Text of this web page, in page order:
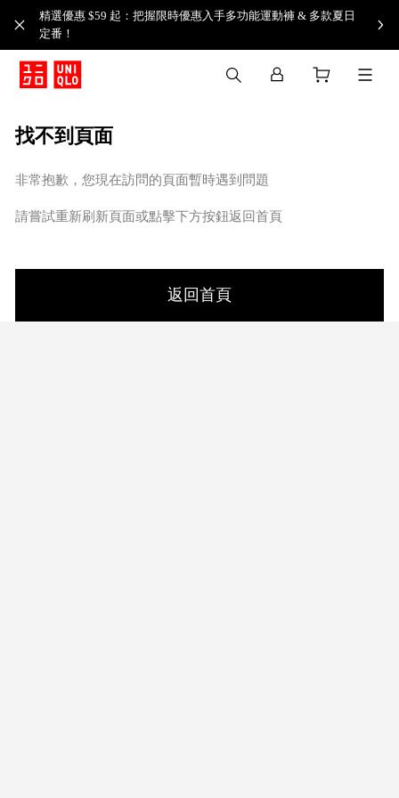
精選優惠 $59 起：把握限時優惠入手多功能運動褲 & 多款夏日
定番！​
找不到頁面
非常抱歉，您現在訪問的頁面暫時遇到問題
請嘗試重新刷新頁面或點擊下方按鈕返回首頁
返回首頁